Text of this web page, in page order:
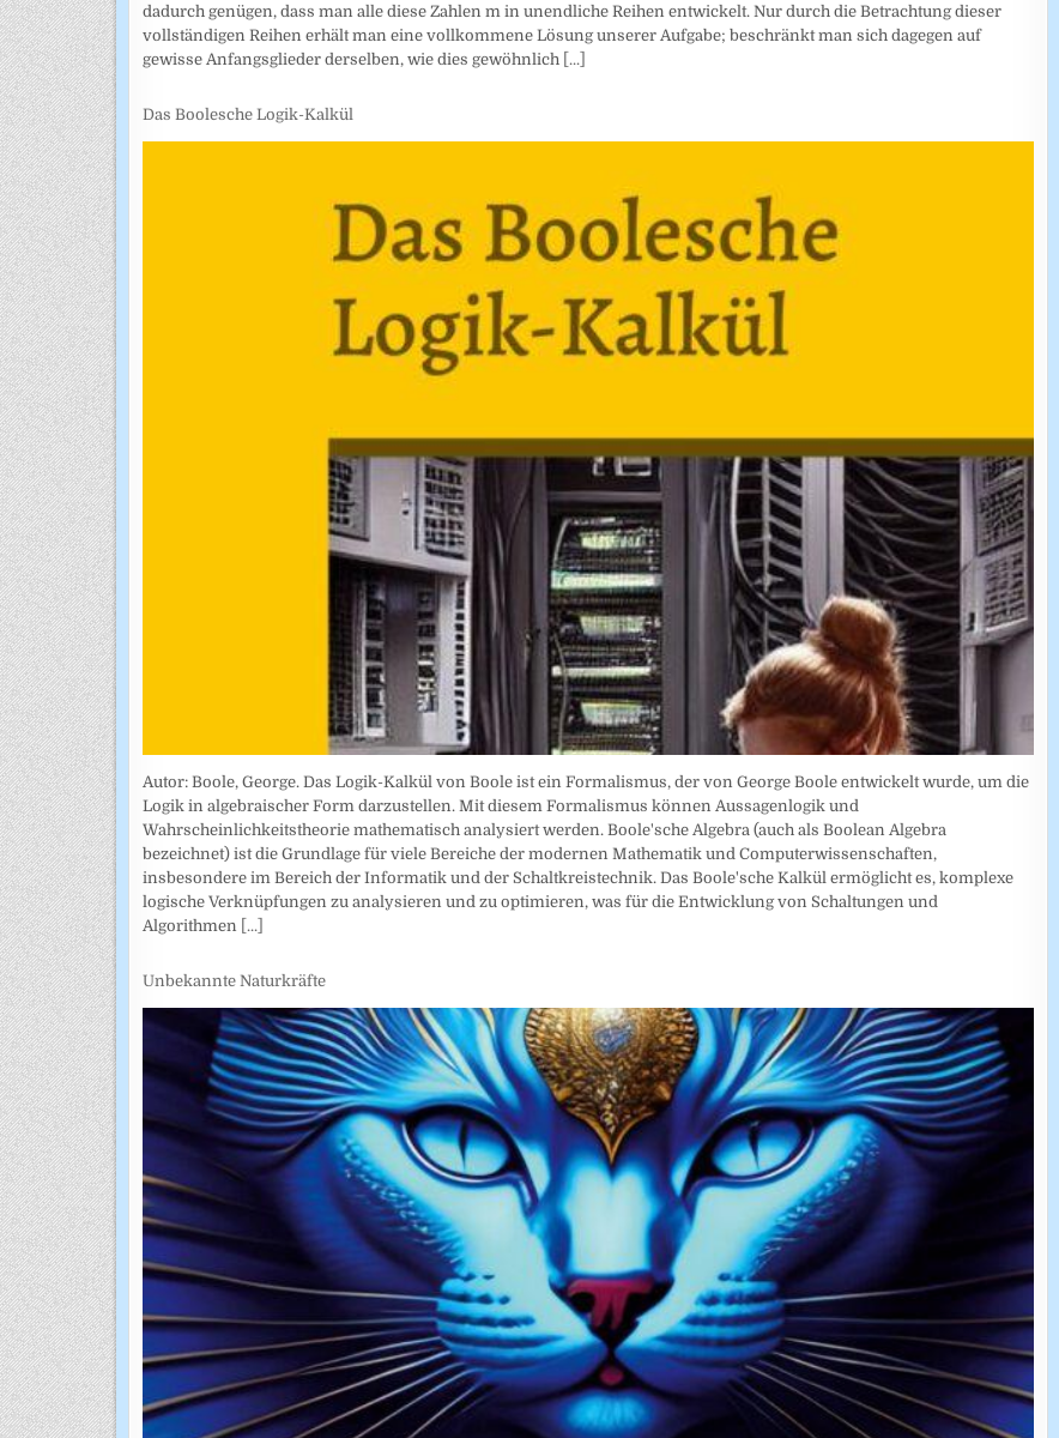
dadurch genügen, dass man alle diese Zahlen m in unendliche Reihen entwickelt. Nur durch die Betrachtung dieser
vollständigen Reihen erhält man eine vollkommene Lösung unserer Aufgabe; beschränkt man sich dagegen auf
gewisse Anfangsglieder derselben, wie dies gewöhnlich [...]
Das Boolesche Logik-Kalkül
Autor: Boole, George. Das Logik-Kalkül von Boole ist ein Formalismus, der von George Boole entwickelt wurde, um die
Logik in algebraischer Form darzustellen. Mit diesem Formalismus können Aussagenlogik und
Wahrscheinlichkeitstheorie mathematisch analysiert werden. Boole'sche Algebra (auch als Boolean Algebra
bezeichnet) ist die Grundlage für viele Bereiche der modernen Mathematik und Computerwissenschaften,
insbesondere im Bereich der Informatik und der Schaltkreistechnik. Das Boole'sche Kalkül ermöglicht es, komplexe
logische Verknüpfungen zu analysieren und zu optimieren, was für die Entwicklung von Schaltungen und
Algorithmen [...]
Unbekannte Naturkräfte